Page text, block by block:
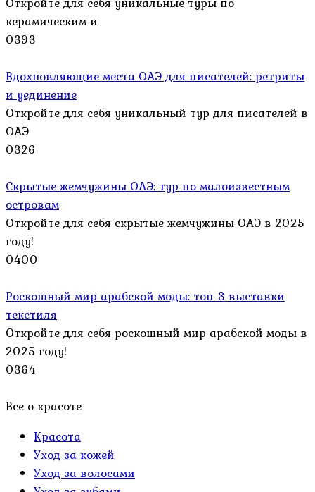
керамическим и
0393
Вдохновляющие места ОАЭ для писателей: ретриты
и уединение
Откройте для себя уникальный тур для писателей в
ОАЭ
0326
Скрытые жемчужины ОАЭ: тур по малоизвестным
островам
Откройте для себя скрытые жемчужины ОАЭ в 2025
году!
0400
Роскошный мир арабской моды: топ-3 выставки
текстиля
Откройте для себя роскошный мир арабской моды в
2025 году!
0364
Все о красоте
Красота
Уход за кожей
Уход за волосами